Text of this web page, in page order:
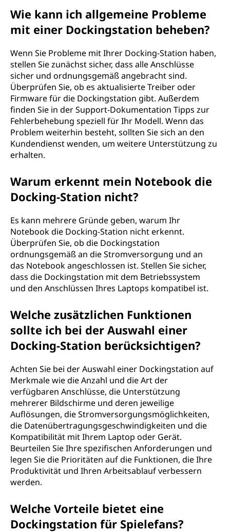
Wie kann ich allgemeine Probleme
mit einer Dockingstation beheben?
Wenn Sie Probleme mit Ihrer Docking-Station haben,
stellen Sie zunächst sicher, dass alle Anschlüsse
sicher und ordnungsgemäß angebracht sind.
Überprüfen Sie, ob es aktualisierte Treiber oder
Firmware für die Dockingstation gibt. Außerdem
finden Sie in der Support-Dokumentation Tipps zur
Fehlerbehebung speziell für Ihr Modell. Wenn das
Problem weiterhin besteht, sollten Sie sich an den
Kundendienst wenden, um weitere Unterstützung zu
erhalten.
Warum erkennt mein Notebook die
Docking-Station nicht?
Es kann mehrere Gründe geben, warum Ihr
Notebook die Docking-Station nicht erkennt.
Überprüfen Sie, ob die Dockingstation
ordnungsgemäß an die Stromversorgung und an
das Notebook angeschlossen ist. Stellen Sie sicher,
dass die Dockingstation mit dem Betriebssystem
und den Anschlüssen Ihres Laptops kompatibel ist.
Welche zusätzlichen Funktionen
sollte ich bei der Auswahl einer
Docking-Station berücksichtigen?
Achten Sie bei der Auswahl einer Dockingstation auf
Merkmale wie die Anzahl und die Art der
verfügbaren Anschlüsse, die Unterstützung
mehrerer Bildschirme und deren jeweilige
Auflösungen, die Stromversorgungsmöglichkeiten,
die Datenübertragungsgeschwindigkeiten und die
Kompatibilität mit Ihrem Laptop oder Gerät.
Beurteilen Sie Ihre spezifischen Anforderungen und
legen Sie die Prioritäten auf die Funktionen, die Ihre
Produktivität und Ihren Arbeitsablauf verbessern
werden.
Welche Vorteile bietet eine
Dockingstation für Spielefans?